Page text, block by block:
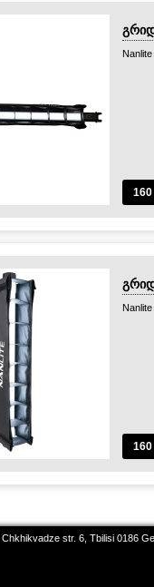
160
160
str. 6, Tbilisi 0186